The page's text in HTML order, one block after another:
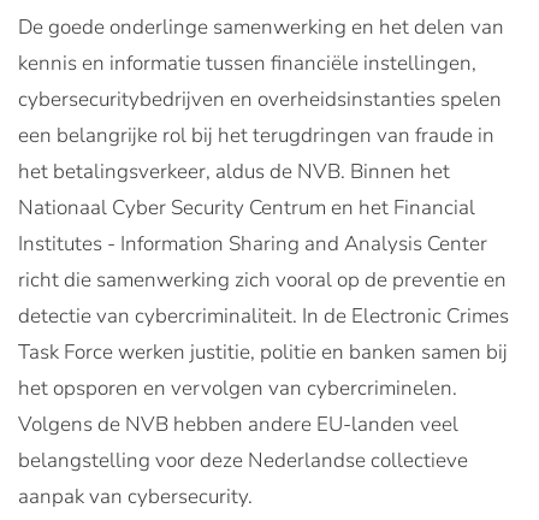
De goede onderlinge samenwerking en het delen van
kennis en informatie tussen financiële instellingen,
cybersecuritybedrijven en overheidsinstanties spelen
een belangrijke rol bij het terugdringen van fraude in
het betalingsverkeer, aldus de NVB. Binnen het
Nationaal Cyber Security Centrum en het Financial
Institutes - Information Sharing and Analysis Center
richt die samenwerking zich vooral op de preventie en
detectie van cybercriminaliteit. In de Electronic Crimes
Task Force werken justitie, politie en banken samen bij
het opsporen en vervolgen van cybercriminelen.
Volgens de NVB hebben andere EU-landen veel
belangstelling voor deze Nederlandse collectieve
aanpak van cybersecurity.